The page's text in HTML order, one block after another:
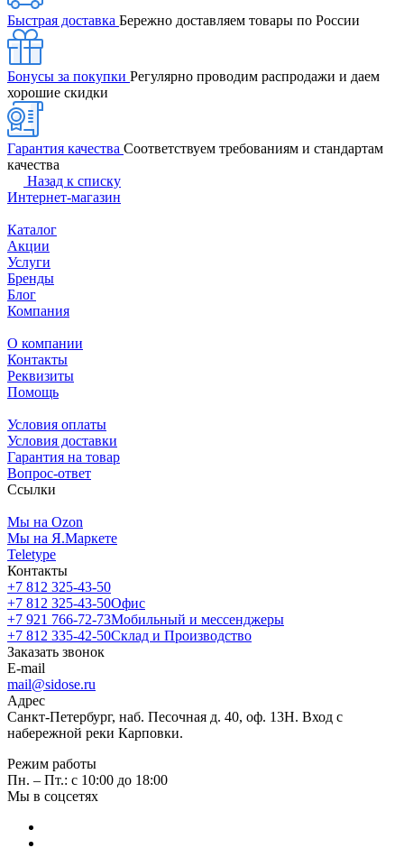
Быстрая доставка Бережно доставляем товары по России
Бонусы за покупки Регулярно проводим распродажи и даем
хорошие скидки
Гарантия качества Соответствуем требованиям и стандартам
качества
Назад к списку
Интернет-магазин
Каталог
Акции
Услуги
Бренды
Блог
Компания
О компании
Контакты
Реквизиты
Помощь
Условия оплаты
Условия доставки
Гарантия на товар
Вопрос-ответ
Ссылки
Мы на Ozon
Мы на Я.Маркете
Teletype
Контакты
+7 812 325-43-50
+7 812 325-43-50Офис
+7 921 766-72-73Мобильный и мессенджеры
+7 812 335-42-50Склад и Производство
Заказать звонок
E-mail
mail@sidose.ru
Адрес
Санкт-Петербург, наб. Песочная д. 40, оф. 13Н. Вход с
набережной реки Карповки.
Режим работы
Пн. – Пт.: с 10:00 до 18:00
Мы в соцсетях